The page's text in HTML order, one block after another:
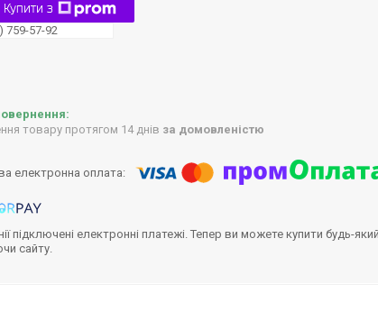
Купити з
759-57-92
товару протягом 14 днів за домовленістю
підключені електронні платежі. Тепер ви можете купити будь-
сайту.